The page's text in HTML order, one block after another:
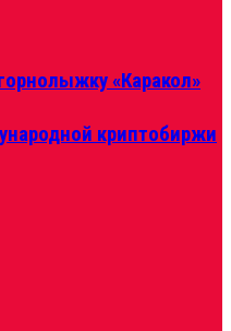
«Каракол»
криптобиржи